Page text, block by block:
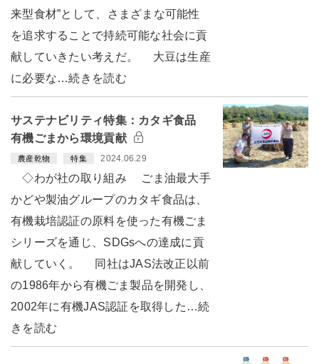
来型食材”として、さまざまな可能性
を追求することで持続可能な社会に貢
献していきたい考えだ。 大豆は生産
に必要な…続きを読む
サステナビリティ特集：カタギ食品
有機ごまから環境貢献
農産乾物 特集 2024.06.29
◇わが社の取り組み ごま油最大手
かどや製油グループのカタギ食品は、
有機栽培認証の原料を使った有機ごま
シリーズを通じ、SDGsへの達成に貢
献していく。 同社はJAS法改正以前
の1986年から有機ごま製品を開発し、
2002年に有機JAS認証を取得した…続
きを読む